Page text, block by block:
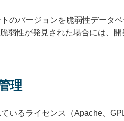
のバージョンを脆弱性データ
弱性が発見された場合には、
理
いるライセンス（Apache、